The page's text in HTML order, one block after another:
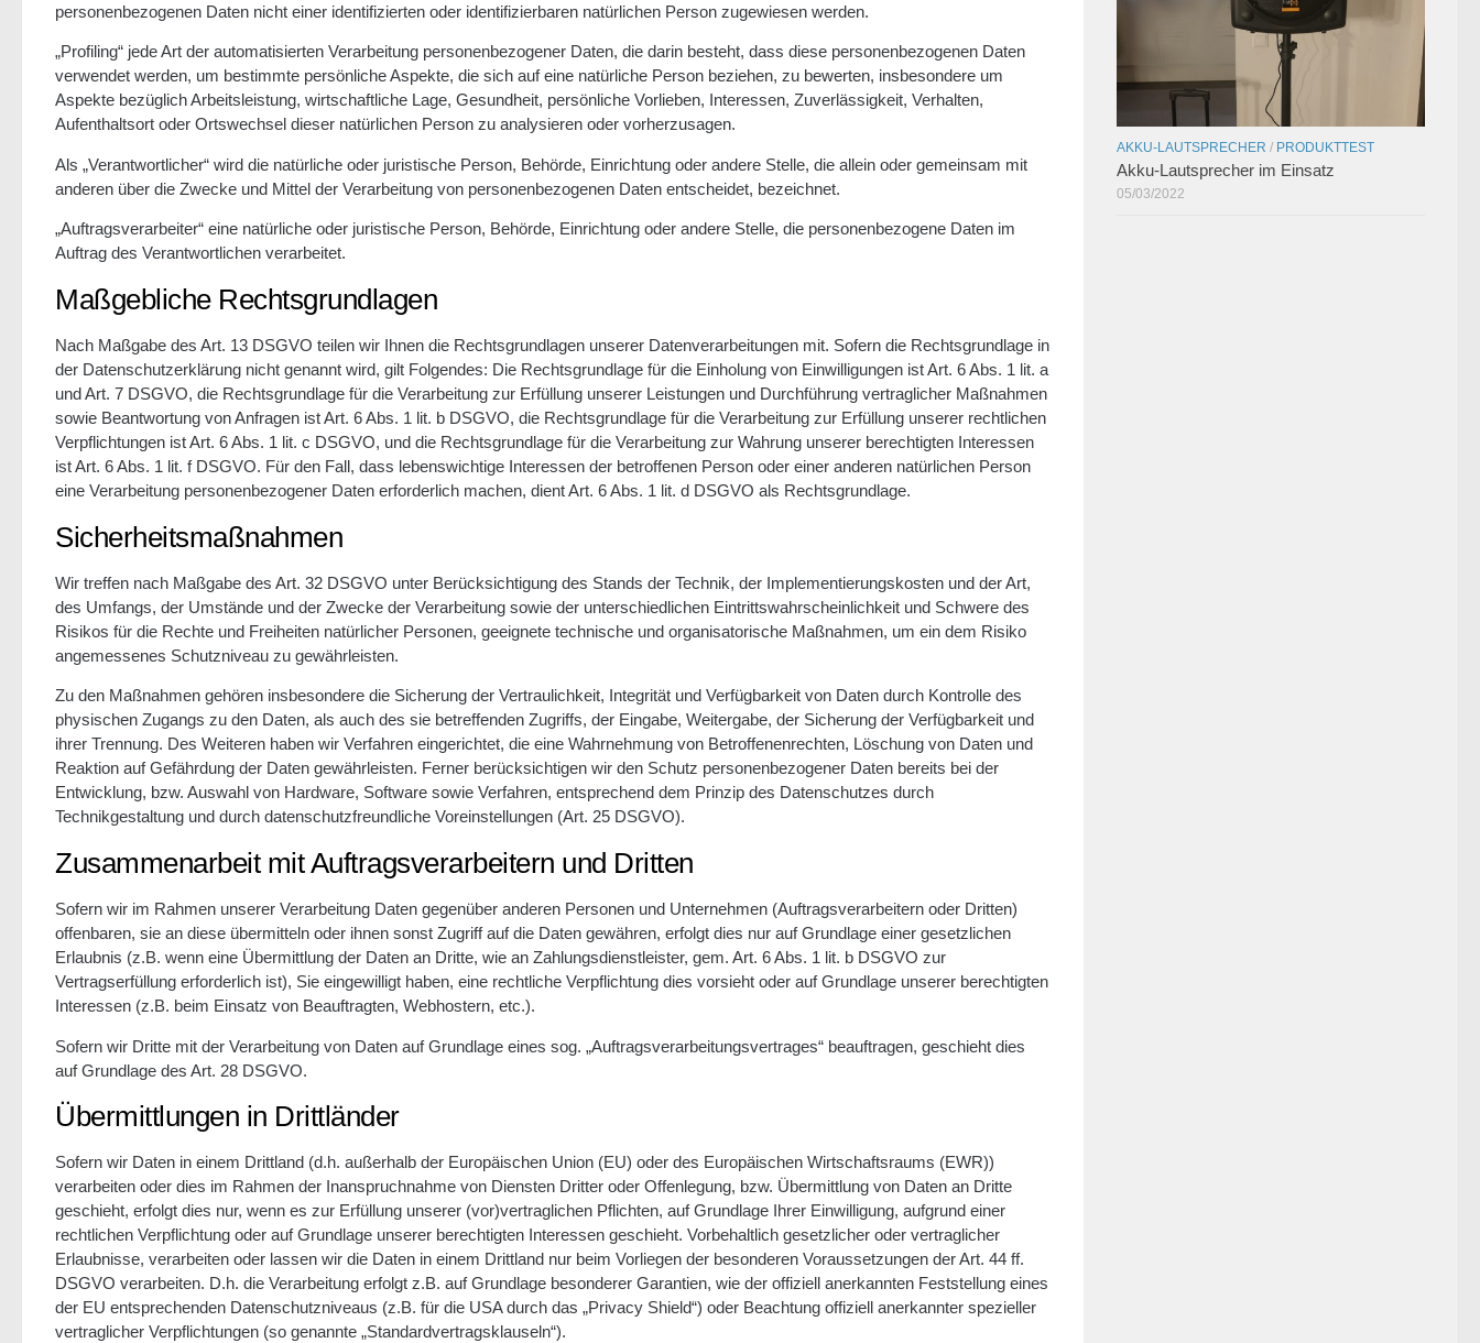
personenbezogenen Daten nicht einer identifizierten oder identifizierbaren natürlichen Person zugewiesen werden.
„Profiling“ jede Art der automatisierten Verarbeitung personenbezogener Daten, die darin besteht, dass diese personenbezogenen Daten
verwendet werden, um bestimmte persönliche Aspekte, die sich auf eine natürliche Person beziehen, zu bewerten, insbesondere um
Aspekte bezüglich Arbeitsleistung, wirtschaftliche Lage, Gesundheit, persönliche Vorlieben, Interessen, Zuverlässigkeit, Verhalten,
Aufenthaltsort oder Ortswechsel dieser natürlichen Person zu analysieren oder vorherzusagen.
Als „Verantwortlicher“ wird die natürliche oder juristische Person, Behörde, Einrichtung oder andere Stelle, die allein oder gemeinsam mit
anderen über die Zwecke und Mittel der Verarbeitung von personenbezogenen Daten entscheidet, bezeichnet.
„Auftragsverarbeiter“ eine natürliche oder juristische Person, Behörde, Einrichtung oder andere Stelle, die personenbezogene Daten im
Auftrag des Verantwortlichen verarbeitet.
Maßgebliche Rechtsgrundlagen
Nach Maßgabe des Art. 13 DSGVO teilen wir Ihnen die Rechtsgrundlagen unserer Datenverarbeitungen mit. Sofern die Rechtsgrundlage in
der Datenschutzerklärung nicht genannt wird, gilt Folgendes: Die Rechtsgrundlage für die Einholung von Einwilligungen ist Art. 6 Abs. 1 lit. a
und Art. 7 DSGVO, die Rechtsgrundlage für die Verarbeitung zur Erfüllung unserer Leistungen und Durchführung vertraglicher Maßnahmen
sowie Beantwortung von Anfragen ist Art. 6 Abs. 1 lit. b DSGVO, die Rechtsgrundlage für die Verarbeitung zur Erfüllung unserer rechtlichen
Verpflichtungen ist Art. 6 Abs. 1 lit. c DSGVO, und die Rechtsgrundlage für die Verarbeitung zur Wahrung unserer berechtigten Interessen
ist Art. 6 Abs. 1 lit. f DSGVO. Für den Fall, dass lebenswichtige Interessen der betroffenen Person oder einer anderen natürlichen Person
eine Verarbeitung personenbezogener Daten erforderlich machen, dient Art. 6 Abs. 1 lit. d DSGVO als Rechtsgrundlage.
Sicherheitsmaßnahmen
Wir treffen nach Maßgabe des Art. 32 DSGVO unter Berücksichtigung des Stands der Technik, der Implementierungskosten und der Art,
des Umfangs, der Umstände und der Zwecke der Verarbeitung sowie der unterschiedlichen Eintrittswahrscheinlichkeit und Schwere des
Risikos für die Rechte und Freiheiten natürlicher Personen, geeignete technische und organisatorische Maßnahmen, um ein dem Risiko
angemessenes Schutzniveau zu gewährleisten.
Zu den Maßnahmen gehören insbesondere die Sicherung der Vertraulichkeit, Integrität und Verfügbarkeit von Daten durch Kontrolle des
physischen Zugangs zu den Daten, als auch des sie betreffenden Zugriffs, der Eingabe, Weitergabe, der Sicherung der Verfügbarkeit und
ihrer Trennung. Des Weiteren haben wir Verfahren eingerichtet, die eine Wahrnehmung von Betroffenenrechten, Löschung von Daten und
Reaktion auf Gefährdung der Daten gewährleisten. Ferner berücksichtigen wir den Schutz personenbezogener Daten bereits bei der
Entwicklung, bzw. Auswahl von Hardware, Software sowie Verfahren, entsprechend dem Prinzip des Datenschutzes durch
Technikgestaltung und durch datenschutzfreundliche Voreinstellungen (Art. 25 DSGVO).
Zusammenarbeit mit Auftragsverarbeitern und Dritten
Sofern wir im Rahmen unserer Verarbeitung Daten gegenüber anderen Personen und Unternehmen (Auftragsverarbeitern oder Dritten)
offenbaren, sie an diese übermitteln oder ihnen sonst Zugriff auf die Daten gewähren, erfolgt dies nur auf Grundlage einer gesetzlichen
Erlaubnis (z.B. wenn eine Übermittlung der Daten an Dritte, wie an Zahlungsdienstleister, gem. Art. 6 Abs. 1 lit. b DSGVO zur
Vertragserfüllung erforderlich ist), Sie eingewilligt haben, eine rechtliche Verpflichtung dies vorsieht oder auf Grundlage unserer berechtigten
Interessen (z.B. beim Einsatz von Beauftragten, Webhostern, etc.).
Sofern wir Dritte mit der Verarbeitung von Daten auf Grundlage eines sog. „Auftragsverarbeitungsvertrages“ beauftragen, geschieht dies
auf Grundlage des Art. 28 DSGVO.
Übermittlungen in Drittländer
Sofern wir Daten in einem Drittland (d.h. außerhalb der Europäischen Union (EU) oder des Europäischen Wirtschaftsraums (EWR))
verarbeiten oder dies im Rahmen der Inanspruchnahme von Diensten Dritter oder Offenlegung, bzw. Übermittlung von Daten an Dritte
geschieht, erfolgt dies nur, wenn es zur Erfüllung unserer (vor)vertraglichen Pflichten, auf Grundlage Ihrer Einwilligung, aufgrund einer
rechtlichen Verpflichtung oder auf Grundlage unserer berechtigten Interessen geschieht. Vorbehaltlich gesetzlicher oder vertraglicher
Erlaubnisse, verarbeiten oder lassen wir die Daten in einem Drittland nur beim Vorliegen der besonderen Voraussetzungen der Art. 44 ff.
DSGVO verarbeiten. D.h. die Verarbeitung erfolgt z.B. auf Grundlage besonderer Garantien, wie der offiziell anerkannten Feststellung eines
der EU entsprechenden Datenschutzniveaus (z.B. für die USA durch das „Privacy Shield“) oder Beachtung offiziell anerkannter spezieller
vertraglicher Verpflichtungen (so genannte „Standardvertragsklauseln“).
AKKU-LAUTSPRECHER / PRODUKTTEST
Akku-Lautsprecher im Einsatz
05/03/2022